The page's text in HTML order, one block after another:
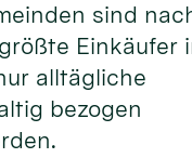
sind
Einkäufer
alltägliche
bezogen